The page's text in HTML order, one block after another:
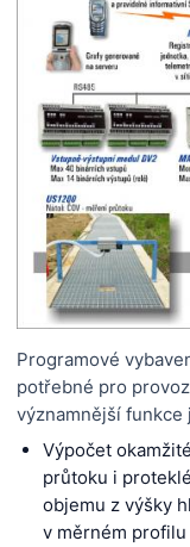
Programové
potřebné pro
významnější funkce
Výpočet
průtoku i
objemu z výšky
v měrném profilu